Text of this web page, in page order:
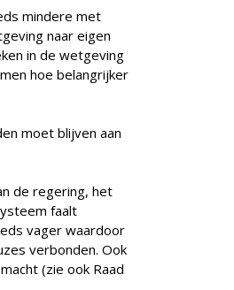
mindere met
naar eigen
in de wetgeving
hoe belangrijker
moet blijven aan
de regering, het
faalt
vager waardoor
verbonden. Ook
(zie ook Raad